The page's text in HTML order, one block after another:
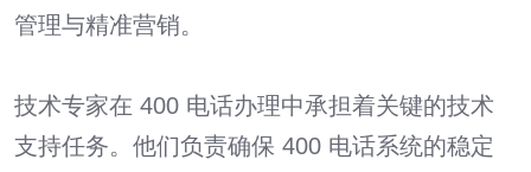
管理与精准营销。
技术专家在 400 电话办理中承担着关键的技术
支持任务。他们负责确保 400 电话系统的稳定